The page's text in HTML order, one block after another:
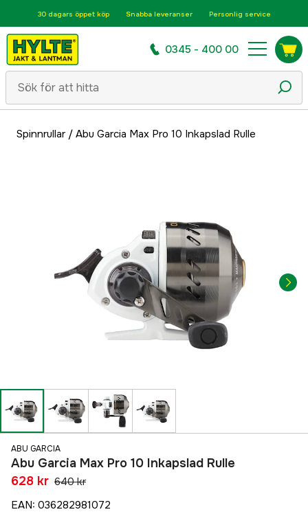
30 dagars öppet köp Snabba leveranser Personlig service
0345 - 400 00
Spinnrullar/ Abu Garcia Max Pro 10 Inkapslad Rulle
ABU GARCIA
Abu Garcia Max Pro 10 Inkapslad Rulle
628 kr 640 kr
EAN: 036282981072